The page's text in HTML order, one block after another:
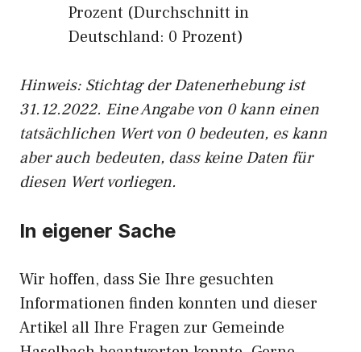
Prozent (Durchschnitt in
Deutschland: 0 Prozent)
Hinweis: Stichtag der Datenerhebung ist
31.12.2022. Eine Angabe von 0 kann einen
tatsächlichen Wert von 0 bedeuten, es kann
aber auch bedeuten, dass keine Daten für
diesen Wert vorliegen.
In eigener Sache
Wir hoffen, dass Sie Ihre gesuchten
Informationen finden konnten und dieser
Artikel all Ihre Fragen zur Gemeinde